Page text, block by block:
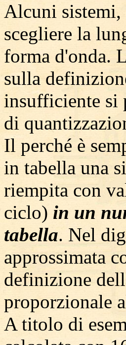
Alcuni sistemi,
scegliere la
forma d'onda.
sulla
insufficiente si
di
Il perché è
in tabella una
riempita con
ciclo) in un
tabella. Nel
approssimata
definizione
proporzionale
A titolo di